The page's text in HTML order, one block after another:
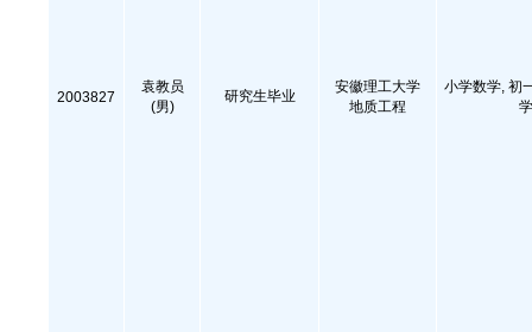
2003827
袁教员
(男)
研究生毕业
安徽理工大学
地质工程
小学数学, 初